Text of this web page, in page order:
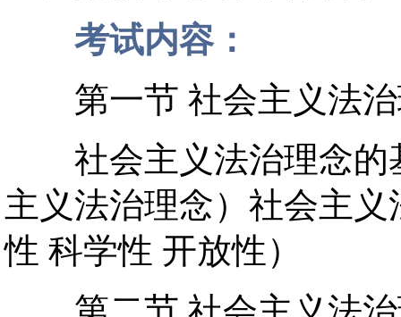
考试内容：
第一节 社会主义法治
社会主义法治理念的
主义法治理念）社会主
性 科学性 开放性）